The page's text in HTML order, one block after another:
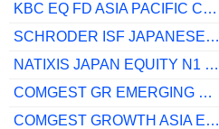
KBC EQ FD ASIA PACIFIC CLASSIC CAP
SCHRODER ISF JAPANESE EQ A ACC JPY
NATIXIS JAPAN EQUITY N1 (C) EUR
COMGEST GR EMERGING EX CHINA I USD ACC
COMGEST GROWTH ASIA EX JAPAN USD I ACC